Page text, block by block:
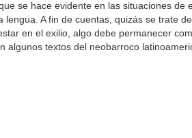
se hace evidente en las situaciones de
lengua. A fin de cuentas, quizás se trate
en el exilio, algo debe permanecer
algunos textos del neobarroco